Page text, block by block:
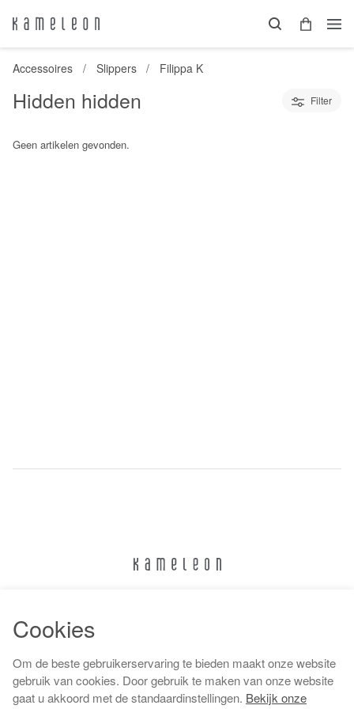
Accessoires Slippers Filippa K
Hidden hidden Filter
Geen artikelen gevonden.
Algemene voorwaarden
Cookies
Om de beste gebruikerservaring te bieden maakt onze website
gebruik van cookies. Door gebruik te maken van onze website
gaat u akkoord met de standaardinstellingen. Bekijk onze